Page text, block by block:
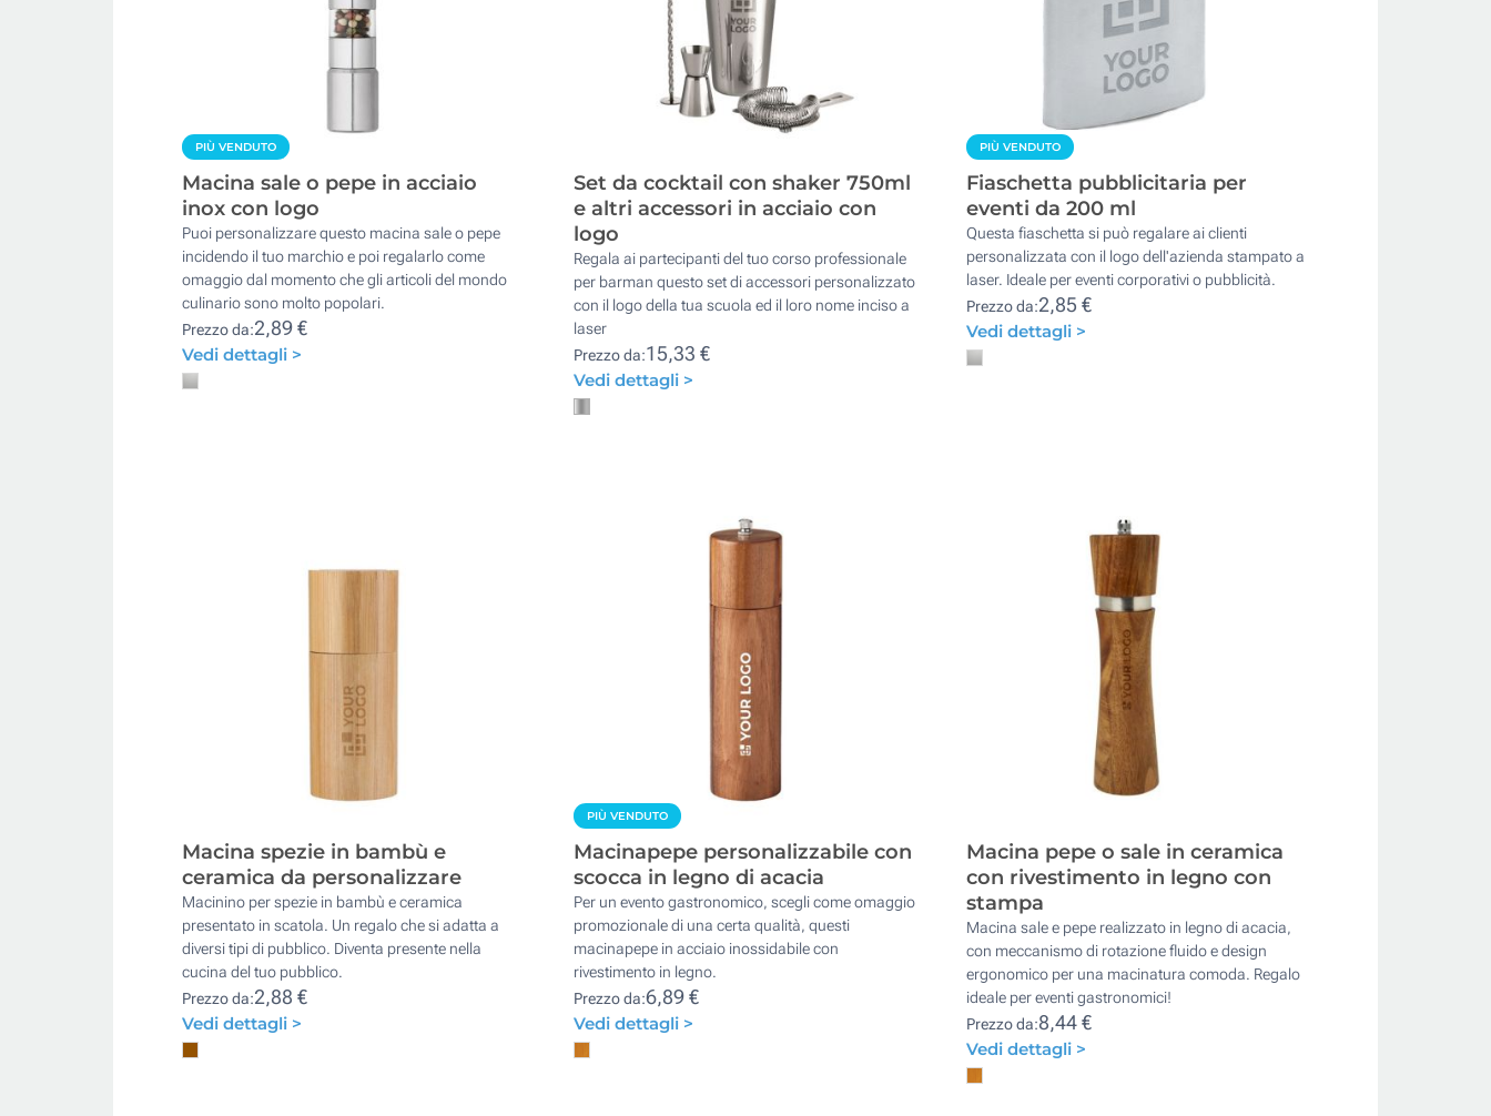
PIÙ VENDUTO
Macina sale o pepe in acciaio
inox con logo
Puoi personalizzare questo macina sale o pepe
incidendo il tuo marchio e poi regalarlo come
omaggio dal momento che gli articoli del mondo
culinario sono molto popolari.
Prezzo da:2,89 €
Vedi dettagli >
Set da cocktail con shaker 750ml
e altri accessori in acciaio con
logo
Regala ai partecipanti del tuo corso professionale
per barman questo set di accessori personalizzato
con il logo della tua scuola ed il loro nome inciso a
laser
Prezzo da:15,33 €
Vedi dettagli >
PIÙ VENDUTO
Fiaschetta pubblicitaria per
eventi da 200 ml
Questa fiaschetta si può regalare ai clienti
personalizzata con il logo dell'azienda stampato a
laser. Ideale per eventi corporativi o pubblicità.
Prezzo da:2,85 €
Vedi dettagli >
Macina spezie in bambù e
ceramica da personalizzare
Macinino per spezie in bambù e ceramica
presentato in scatola. Un regalo che si adatta a
diversi tipi di pubblico. Diventa presente nella
cucina del tuo pubblico.
Prezzo da:2,88 €
Vedi dettagli >
PIÙ VENDUTO
Macinapepe personalizzabile con
scocca in legno di acacia
Per un evento gastronomico, scegli come omaggio
promozionale di una certa qualità, questi
macinapepe in acciaio inossidabile con
rivestimento in legno.
Prezzo da:6,89 €
Vedi dettagli >
Macina pepe o sale in ceramica
con rivestimento in legno con
stampa
Macina sale e pepe realizzato in legno di acacia,
con meccanismo di rotazione fluido e design
ergonomico per una macinatura comoda. Regalo
ideale per eventi gastronomici!
Prezzo da:8,44 €
Vedi dettagli >